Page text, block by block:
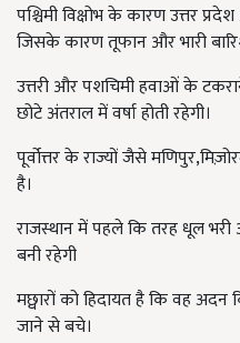
पश्चिमी विक्षोभ के कारण उत्तर
जिसके कारण तूफान और भारी
उत्तरी और पशचिमी हवाओं के
छोटे अंतराल में वर्षा होती रहेगी।
पूर्वोत्तर के राज्यों जैसे
है।
राजस्थान में पहले कि तरह धूल
बनी रहेगी
मछ्वारों को हिदायत है कि वह
जाने से बचे।